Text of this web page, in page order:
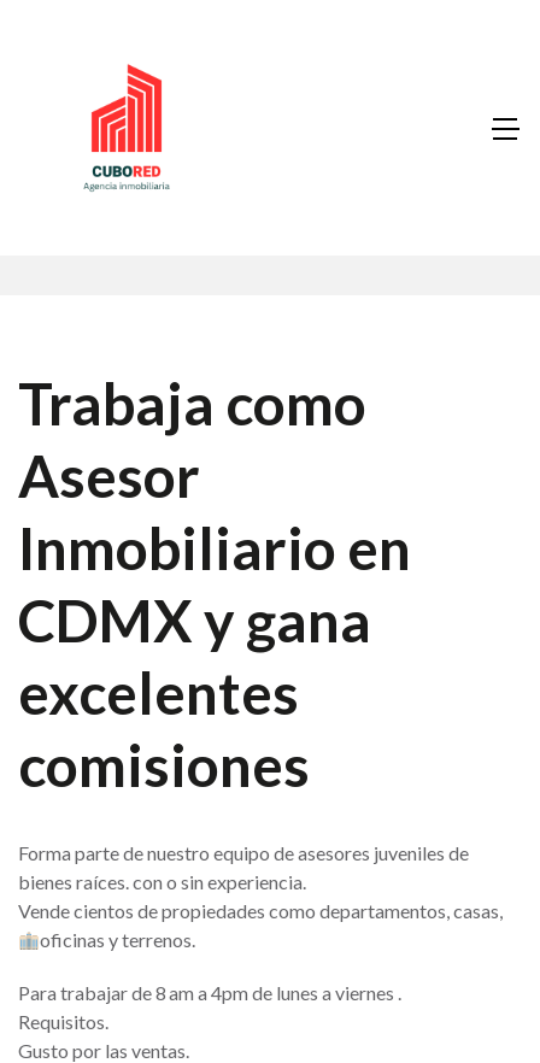
Trabaja como
Asesor
Inmobiliario en
CDMX y gana
excelentes
comisiones
Forma parte de nuestro equipo de asesores juveniles de
bienes raíces. con o sin experiencia.
Vende cientos de propiedades como departamentos, casas,
oficinas y terrenos.
Para trabajar de 8 am a 4pm de lunes a viernes .
Requisitos.
Gusto por las ventas.